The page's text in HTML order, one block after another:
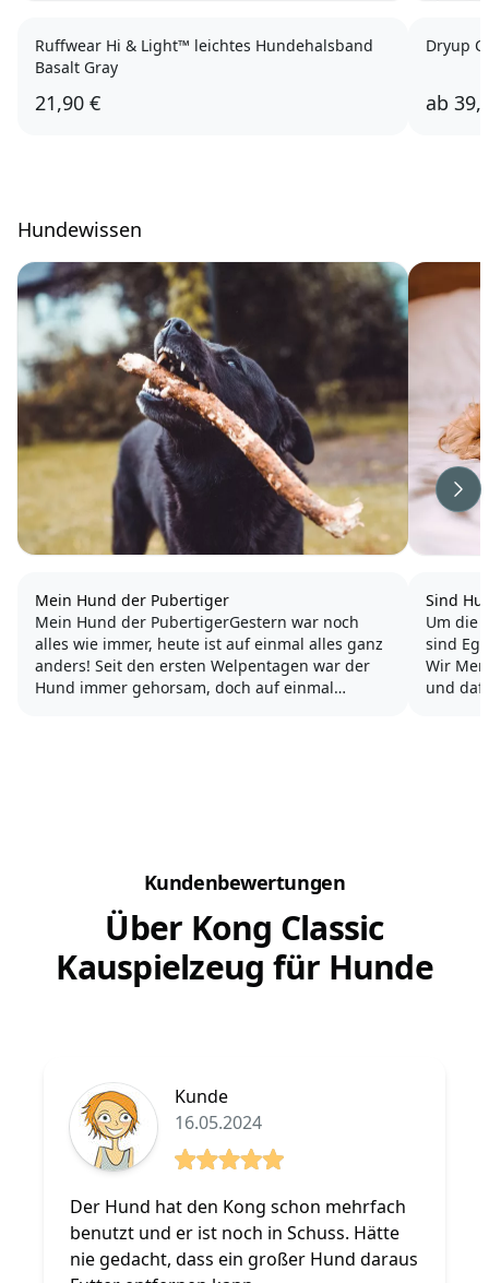
Ruffwear Hi & Light™ leichtes Hundehalsband
Basalt Gray
21,90 €
Dryup
ab
Hundewissen
Mein Hund der Pubertiger
Mein Hund der PubertigerGestern war noch
alles wie immer, heute ist auf einmal alles ganz
anders! Seit den ersten Welpentagen war der
Hund immer gehorsam, doch auf einmal
Sind
Um die
sind
Wir
und dafür tun
Kundenbewertungen
Über Kong Classic
Kauspielzeug für Hunde
Kunde
16.05.2024
Der Hund hat den Kong schon mehrfach
benutzt und er ist noch in Schuss. Hätte
nie gedacht, dass ein großer Hund daraus